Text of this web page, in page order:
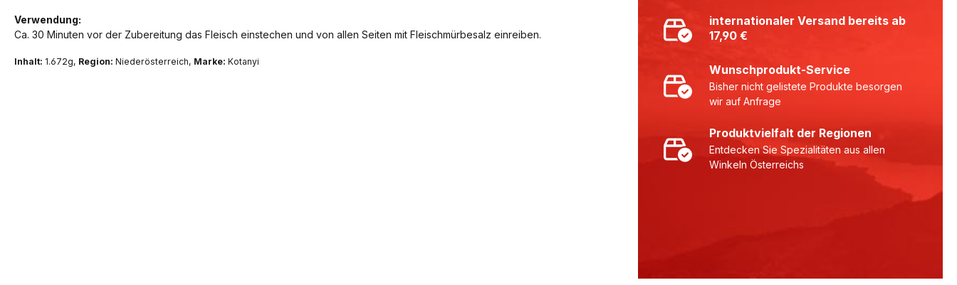
Verwendung:
Ca. 30 Minuten vor der Zubereitung das Fleisch einstechen und von allen Seiten mit Fleischmürbesalz einreiben.
Inhalt: 1.672g, Region: Niederösterreich, Marke: Kotanyi
internationaler Versand bereits ab
17,90 €
Wunschprodukt-Service
Bisher nicht gelistete Produkte besorgen
wir auf Anfrage
Produktvielfalt der Regionen
Entdecken Sie Spezialitäten aus allen
Winkeln Österreichs